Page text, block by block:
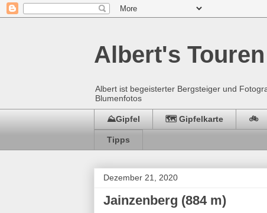
Albert's Touren
Albert ist begeisterter Bergsteiger und
Blumenfotos
⛰️Gipfel 🗺️ Gipfelkarte 🚲
Tipps
Dezember 21, 2020
Jainzenberg (884 m)